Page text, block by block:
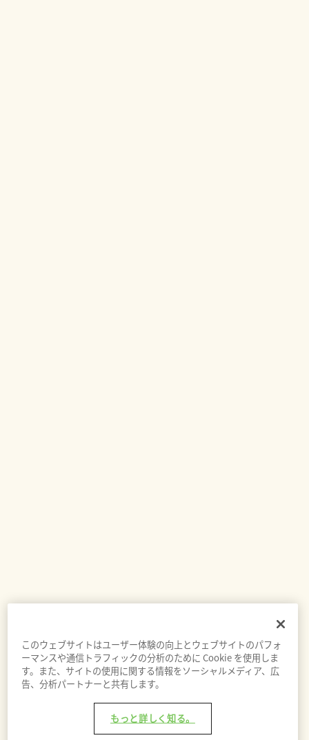
このウェブサイトはユーザー体験の向上とウェブサイトのパフォ
ーマンスや通信トラフィックの分析のために Cookie を使用しま
す。また、サイトの使用に関する情報をソーシャルメディア、広
告、分析パートナーと共有します。
もっと詳しく知る。